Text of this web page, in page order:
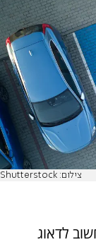
צילום: Shutterstock
לדאוג